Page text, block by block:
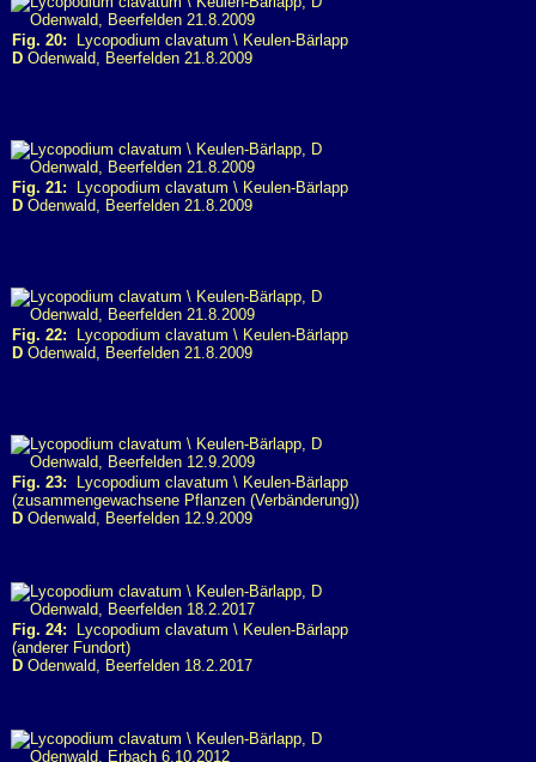
Fig. 20: Lycopodium clavatum \ Keulen-Bärlapp
D Odenwald, Beerfelden 21.8.2009
Fig. 21: Lycopodium clavatum \ Keulen-Bärlapp
D Odenwald, Beerfelden 21.8.2009
Fig. 22: Lycopodium clavatum \ Keulen-Bärlapp
D Odenwald, Beerfelden 21.8.2009
Fig. 23: Lycopodium clavatum \ Keulen-Bärlapp
(zusammengewachsene Pflanzen (Verbänderung))
D Odenwald, Beerfelden 12.9.2009
Fig. 24: Lycopodium clavatum \ Keulen-Bärlapp
(anderer Fundort)
D Odenwald, Beerfelden 18.2.2017